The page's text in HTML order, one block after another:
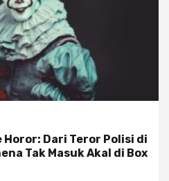
Horor: Dari Teror Polisi di
Tak Masuk Akal di Box